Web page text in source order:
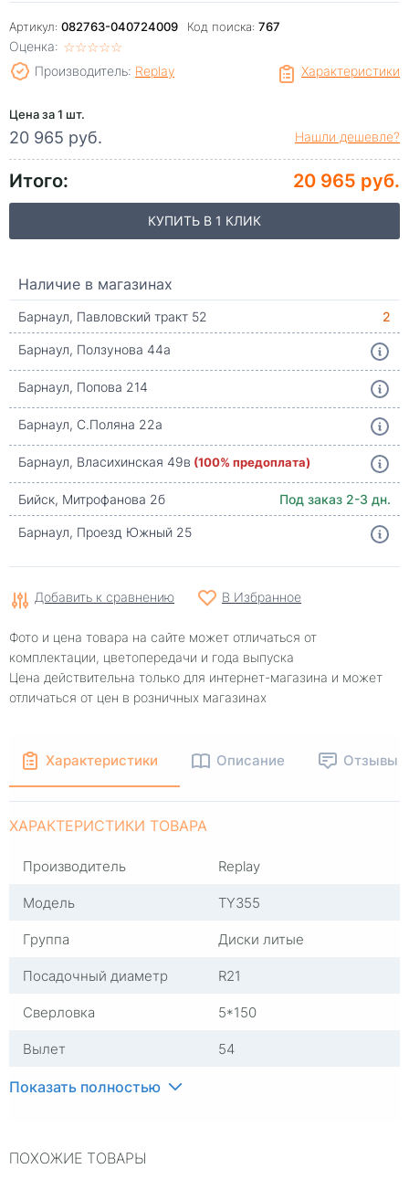
Артикул: 082763-040724009 Код поиска: 767
Оценка: ☆☆☆☆☆
★★★★★
Характеристики
Производитель: Replay
Цена за 1 шт.
20 965 руб. Нашли дешевле?
Итого: 20 965 руб.
КУПИТЬ В 1 КЛИК
Наличие в магазинах
Барнаул, Павловский тракт 52
2
Барнаул, Ползунова 44а
Барнаул, Попова 214
Барнаул, С.Поляна 22а
Барнаул, Власихинская 49в (100% предоплата)
Бийск, Митрофанова 2б
Под заказ 2-3 дн.
Барнаул, Проезд Южный 25
Добавить к сравнению В Избранное
Фото и цена товара на сайте может отличаться от
комплектации, цветопередачи и года выпуска
Цена действительна только для интернет-магазина и может
отличаться от цен в розничных магазинах
Характеристики Описание Отзывы
ХАРАКТЕРИСТИКИ ТОВАРА
Производитель
Replay
Модель
TY355
Группа
Диски литые
Посадочный диаметр
R21
Сверловка
5*150
Вылет
54
ЦО
Применяемость
Показать полностью
ПОХОЖИЕ ТОВАРЫ